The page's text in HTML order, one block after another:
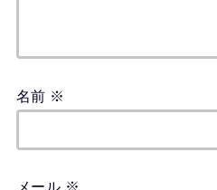
名前 ※
メール ※